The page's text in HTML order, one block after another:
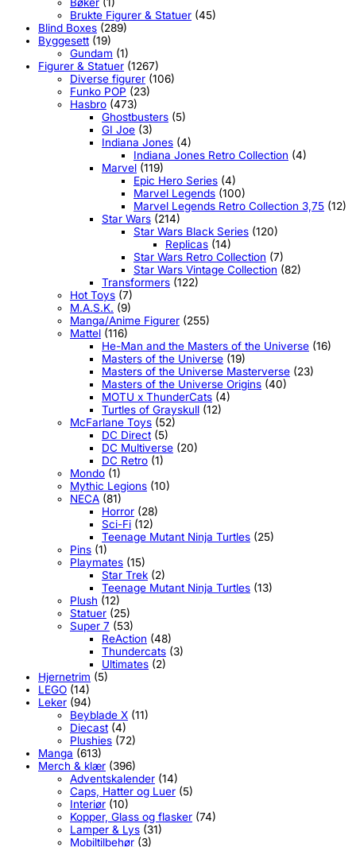
Brukte Figurer & Statuer (45)
Blind Boxes (289)
Byggesett (19)
Gundam (1)
Figurer & Statuer (1267)
Diverse figurer (106)
Funko POP (23)
Hasbro (473)
Ghostbusters (5)
GI Joe (3)
Indiana Jones (4)
Indiana Jones Retro Collection (4)
Marvel (119)
Epic Hero Series (4)
Marvel Legends (100)
Marvel Legends Retro Collection 3,75 (12)
Star Wars (214)
Star Wars Black Series (120)
Replicas (14)
Star Wars Retro Collection (7)
Star Wars Vintage Collection (82)
Transformers (122)
Hot Toys (7)
M.A.S.K. (9)
Manga/Anime Figurer (255)
Mattel (116)
He-Man and the Masters of the Universe (16)
Masters of the Universe (19)
Masters of the Universe Masterverse (23)
Masters of the Universe Origins (40)
MOTU x ThunderCats (4)
Turtles of Grayskull (12)
McFarlane Toys (52)
DC Direct (5)
DC Multiverse (20)
DC Retro (1)
Mondo (1)
Mythic Legions (10)
NECA (81)
Horror (28)
Sci-Fi (12)
Teenage Mutant Ninja Turtles (25)
Pins (1)
Playmates (15)
Star Trek (2)
Teenage Mutant Ninja Turtles (13)
Plush (12)
Statuer (25)
Super 7 (53)
ReAction (48)
Thundercats (3)
Ultimates (2)
Hjernetrim (5)
LEGO (14)
Leker (94)
Beyblade X (11)
Diecast (4)
Plushies (72)
Manga (613)
Merch & klær (396)
Adventskalender (14)
Caps, Hatter og Luer (5)
Interiør (10)
Kopper, Glass og flasker (74)
Lamper & Lys (31)
Mobiltilbehør (3)